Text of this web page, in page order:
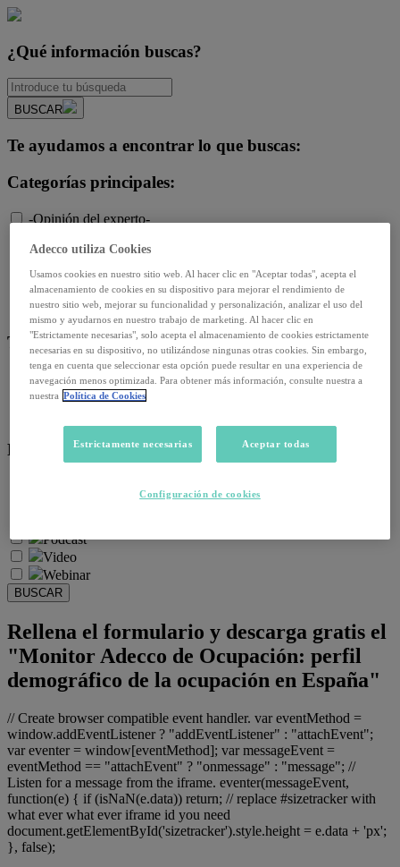
¿Qué información buscas?
BUSCAR
Te ayudamos a encontrar lo que buscas:
Categorías principales:
-Opinión del experto-
Empleo y relaciones laborales
Futuro del trabajo y tecnología
Salud y prevención
Talento y formación
Temas de actualidad:
Reformas laborales
Reskilling y upskilling
Recursos:
Podcast
Video
Webinar
BUSCAR
Rellena el formulario y descarga gratis el
"Monitor Adecco de Ocupación: perfil
demográfico de la ocupación en España"
// Create browser compatible event handler. var eventMethod =
window.addEventListener ? "addEventListener" : "attachEvent";
var eventer = window[eventMethod]; var messageEvent =
eventMethod == "attachEvent" ? "onmessage" : "message"; //
Listen for a message from the iframe. eventer(messageEvent,
function(e) { if (isNaN(e.data)) return; // replace #sizetracker with
what ever what ever iframe id you need
document.getElementById('sizetracker').style.height = e.data + 'px';
}, false);
Adecco utiliza Cookies
Usamos cookies en nuestro sitio web. Al hacer clic en "Aceptar todas", acepta el
almacenamiento de cookies en su dispositivo para mejorar el rendimiento de
nuestro sitio web, mejorar su funcionalidad y personalización, analizar el uso del
mismo y ayudarnos en nuestro trabajo de marketing. Al hacer clic en
"Estrictamente necesarias", solo acepta el almacenamiento de cookies estrictamente
necesarias en su dispositivo, no utilizándose ningunas otras cookies. Sin embargo,
tenga en cuenta que seleccionar esta opción puede resultar en una experiencia de
navegación menos optimizada. Para obtener más información, consulte nuestra a
nuestra Política de Cookies
Estrictamente necesarias Aceptar todas
Configuración de cookies